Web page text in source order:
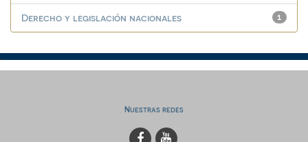
1
Derecho y legislación nacionales
Nuestras redes